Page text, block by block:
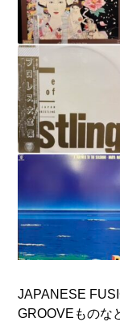
JAPANESE
GROOVEものな